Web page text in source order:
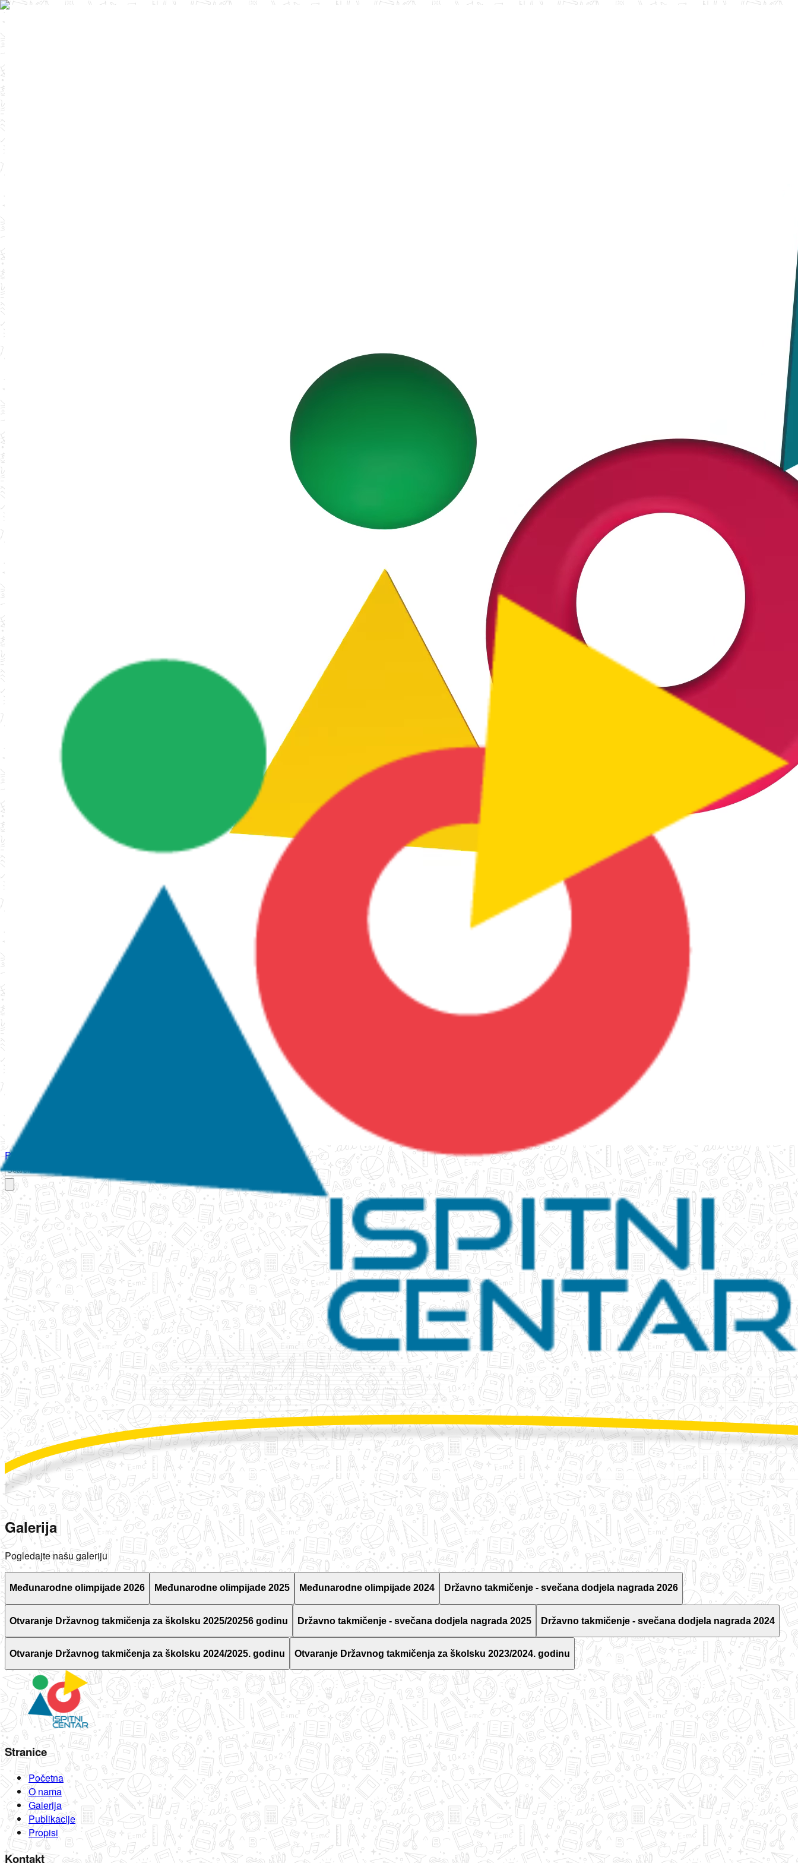
Početna
Galerija
Pogledajte našu galeriju
Međunarodne olimpijade 2026 Međunarodne olimpijade 2025 Međunarodne olimpijade 2024 Državno takmičenje - svečana dodjela nagrada 2026
Otvaranje Državnog takmičenja za školsku 2025/20256 godinu Državno takmičenje - svečana dodjela nagrada 2025 Državno takmičenje - svečana dodjela nagrada 2024
Otvaranje Državnog takmičenja za školsku 2024/2025. godinu Otvaranje Državnog takmičenja za školsku 2023/2024. godinu
Stranice
Početna
O nama
Galerija
Publikacije
Propisi
Kontakt